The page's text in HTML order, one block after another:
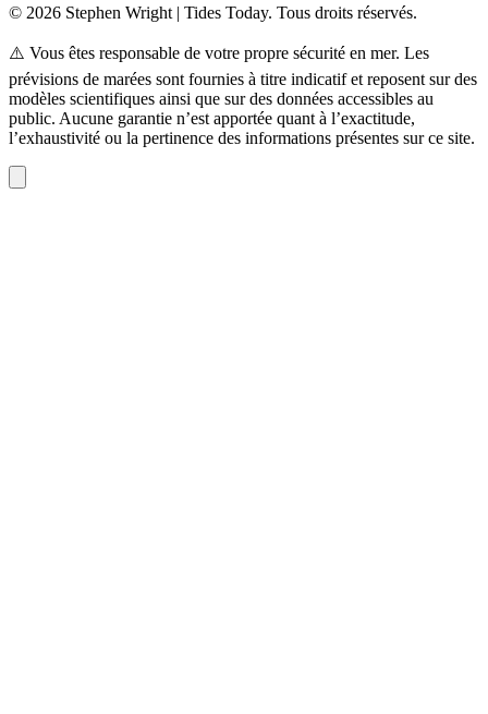
© 2026 Stephen Wright | Tides Today. Tous droits réservés.
⚠️ Vous êtes responsable de votre propre sécurité en mer. Les
prévisions de marées sont fournies à titre indicatif et reposent sur des
modèles scientifiques ainsi que sur des données accessibles au
public. Aucune garantie n’est apportée quant à l’exactitude,
l’exhaustivité ou la pertinence des informations présentes sur ce site.